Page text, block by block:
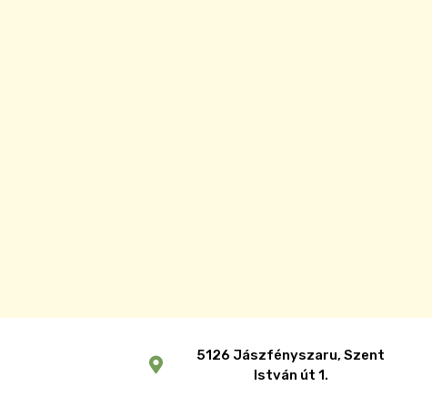
5126 Jászfényszaru, Szent
István út 1.